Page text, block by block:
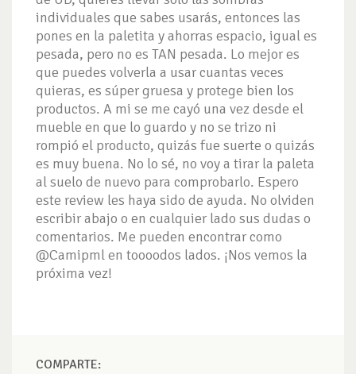
individuales que sabes usarás, entonces las
pones en la paletita y ahorras espacio, igual es
pesada, pero no es TAN pesada. Lo mejor es
que puedes volverla a usar cuantas veces
quieras, es súper gruesa y protege bien los
productos. A mi se me cayó una vez desde el
mueble en que lo guardo y no se trizo ni
rompió el producto, quizás fue suerte o quizás
es muy buena. No lo sé, no voy a tirar la paleta
al suelo de nuevo para comprobarlo. Espero
este review les haya sido de ayuda. No olviden
escribir abajo o en cualquier lado sus dudas o
comentarios. Me pueden encontrar como
@Camipml en toooodos lados. ¡Nos vemos la
próxima vez!
COMPARTE: